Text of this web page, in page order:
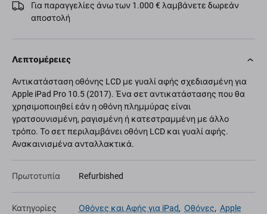
Για παραγγελίες άνω των 1.000 € λαμβάνετε δωρεάν
αποστολή
Λεπτομέρειες
Αντικατάσταση οθόνης LCD με γυαλί αφής σχεδιασμένη για
Apple iPad Pro 10.5 (2017). Ένα σετ αντικατάστασης που θα
χρησιμοποιηθεί εάν η οθόνη πλημμύρας είναι
γρατσουνισμένη, ραγισμένη ή κατεστραμμένη με άλλο
τρόπο. Το σετ περιλαμβάνει οθόνη LCD και γυαλί αφής.
Ανακαινισμένα ανταλλακτικά.
Πρωτοτυπία Refurbished
Κατηγορίες Οθόνες και Αφής για iPad, Οθόνες, Apple